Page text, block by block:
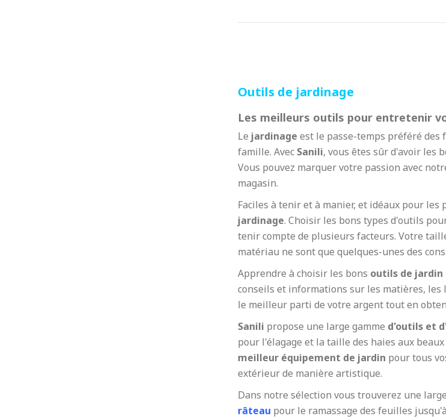
Outils de jardinage
Les meilleurs outils pour entretenir
Le jardinage est le passe-temps préféré des
famille. Avec Sanili, vous êtes sûr d'avoir les
Vous pouvez marquer votre passion avec
magasin.
Faciles à tenir et à manier, et idéaux pour
jardinage. Choisir les bons types d'outils
tenir compte de plusieurs facteurs. Votre
matériau ne sont que quelques-unes des
Apprendre à choisir les bons outils de jardin
conseils et informations sur les matières, les
le meilleur parti de votre argent tout en
Sanili propose une large gamme d'outils et
pour l'élagage et la taille des haies aux beaux
meilleur équipement de jardin pour tous
extérieur de manière artistique.
Dans notre sélection vous trouverez une
râteau pour le ramassage des feuilles